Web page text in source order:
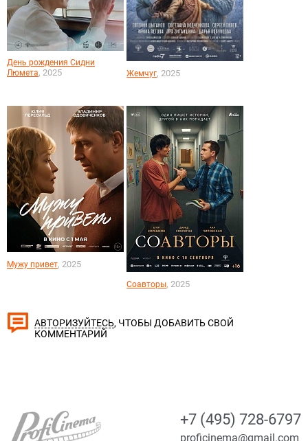
День рождения Сидни
Люмета, 2025 Жемчуг, 2025
Мужу привет, 2025
Соавторы, 2025
АВТОРИЗУЙТЕСЬ, ЧТОБЫ ДОБАВИТЬ СВОЙ
КОММЕНТАРИЙ
+7 (495) 728-6797
proficinema@gmail.com